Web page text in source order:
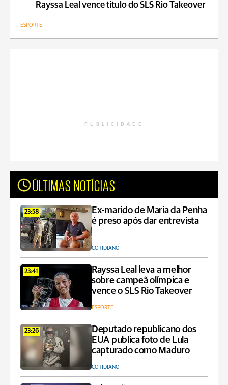
Rayssa Leal vence título do SLS Rio Takeover
ESPORTE
PUBLICIDADE
ÚLTIMAS NOTÍCIAS
23:58
Ex-marido de Maria da Penha
é preso após dar entrevista
COTIDIANO
23:41
Rayssa Leal leva a melhor
sobre campeã olímpica e
vence o SLS Rio Takeover
ESPORTE
23:26
Deputado republicano dos
EUA publica foto de Lula
capturado como Maduro
COTIDIANO